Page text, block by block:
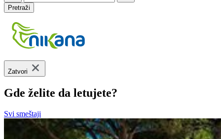
Pretraži
Zatvori
Gde želite da letujete?
Svi smeštaji